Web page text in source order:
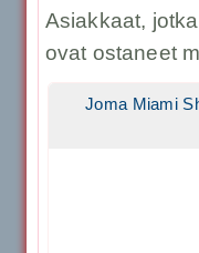
Asiakkaat,
ovat ostaneet
Joma Miami